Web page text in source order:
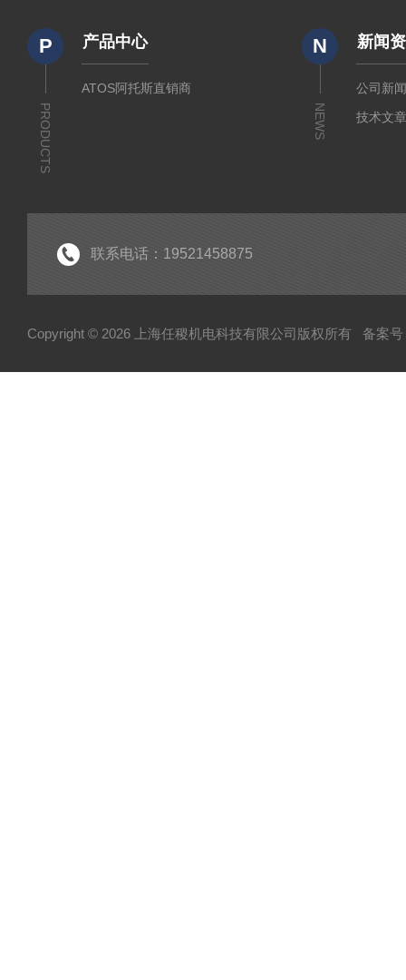
P
PRODUCTS
产品中心
ATOS阿托斯直销商
N
NEWS
新闻
公司新
技术文
联系电话：19521458875
Copyright © 2026 上海任稷机电科技有限公司版权所有 备案号